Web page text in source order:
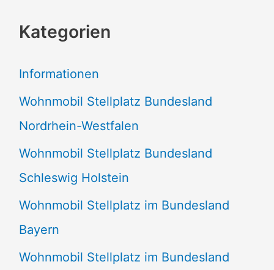
h
n
n
a
c
h
:
Kategorien
Informationen
Wohnmobil Stellplatz Bundesland
Nordrhein-Westfalen
Wohnmobil Stellplatz Bundesland
Schleswig Holstein
Wohnmobil Stellplatz im Bundesland
Bayern
Wohnmobil Stellplatz im Bundesland